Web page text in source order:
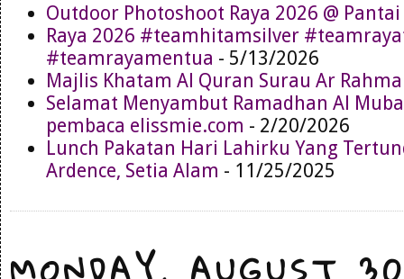
Outdoor Photoshoot Raya 2026 @ Pantai
Raya 2026 #teamhitamsilver
#teamrayamentua - 5/13/2026
Majlis Khatam Al Quran Surau Ar
Selamat Menyambut Ramadhan Al
pembaca elissmie.com - 2/20/2026
Lunch Pakatan Hari Lahirku Yang
Ardence, Setia Alam - 11/25/2025